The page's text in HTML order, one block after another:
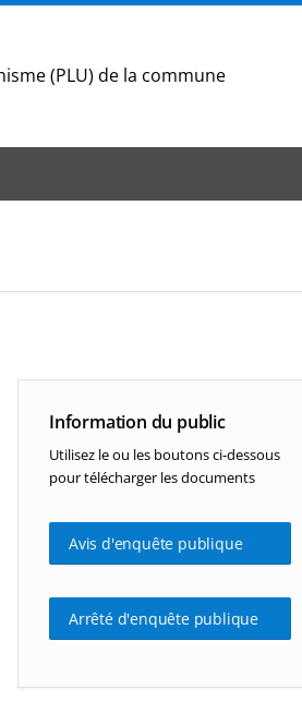
(PLU) de la commune
Information du public
Utilisez le ou les boutons ci-dessous
pour télécharger les documents
Avis d'enquête publique
Arrêté d'enquête publique